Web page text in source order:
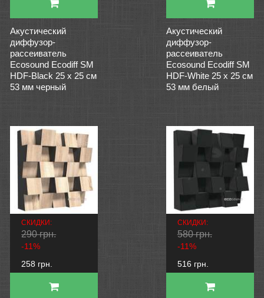
Акустический
диффузор-
рассеиватель
Ecosound Ecodiff SM
HDF-Black 25 х 25 см
53 мм черный
Акустический
диффузор-
рассеиватель
Ecosound Ecodiff SM
HDF-White 25 х 25 см
53 мм белый
СКИДКИ:
290 грн.
-11%
258 грн.
СКИДКИ:
580 грн.
-11%
516 грн.